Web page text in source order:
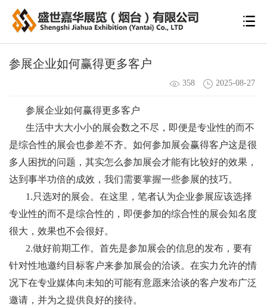
参展企业如何赢得更多客户
358 2025-08-27
参展企业如何赢得更多客户
生活中大大小小的展会数之不尽，即便是专业性的而不
是综合性的展会也参差不齐。如何参加展会赢得客户这是很
多人困扰的问题，其实怎么参加展会才能有比较好的效果，
达到事半功倍的成效，我们需要掌握一些参展的技巧。
1.只选对的展会。在这里，笔者认为企业参展应该选择
专业性的而不是综合性的，即便参加的综合性的展会知名度
很大，效果也不会很好。
2.做好前期工作。首先是参加展会的信息的发布，要有
针对性地邀约目标客户来参加展会的洽谈。在实力允许的情
况下在专业媒体向未知的可能有意愿来洽谈的客户发布广泛
邀请，并为之提供良好的接待。